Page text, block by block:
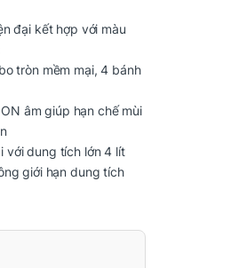
đại kết hợp với màu
tròn mềm mại, 4 bánh
âm giúp hạn chế mùi
với dung tích lớn 4 lít
giới hạn dung tích